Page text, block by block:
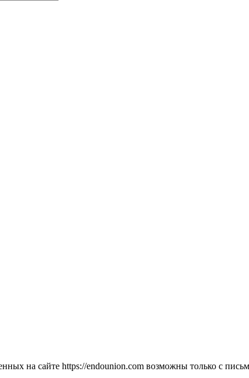
на сайте https://endounion.com возможны только с